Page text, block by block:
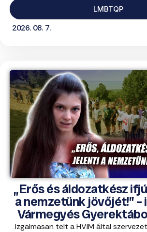
LMBTQP
2026. 08. 7.
„Erős és áldozatkész
a nemzetünk jövőjét!” –
Vármegyés
Izgalmasan telt a HVIM által